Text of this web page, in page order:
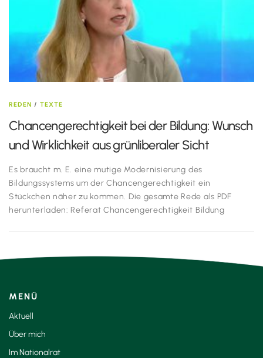
REDEN / TEXTE
Chancengerechtigkeit bei der Bildung: Wunsch
und Wirklichkeit aus grünliberaler Sicht
Es braucht m. E. eine mutige Modernisierung des
Bildungssystems um der Chancengerechtigkeit ein
Stückchen näher zu kommen. Die gesamte Rede als PDF
herunterladen: Referat Chancengerechtigkeit Bildung
MENÜ
Aktuell
Über mich
Im Nationalrat